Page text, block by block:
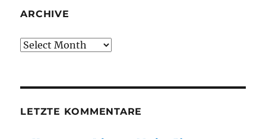
ARCHIVE
Archive
LETZTE KOMMENTARE